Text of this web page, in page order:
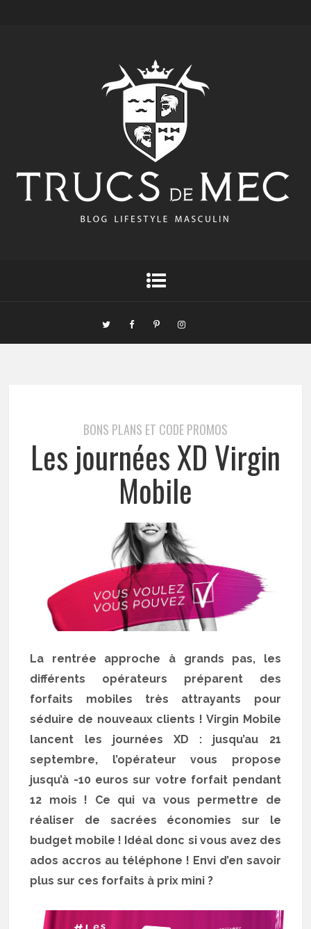
BONS PLANS ET CODE PROMOS
Les journées XD Virgin
Mobile
La rentrée approche à grands pas, les
différents opérateurs préparent des
forfaits mobiles très attrayants pour
séduire de nouveaux clients ! Virgin Mobile
lancent les journées XD : jusqu’au 21
septembre, l’opérateur vous propose
jusqu’à -10 euros sur votre forfait pendant
12 mois ! Ce qui va vous permettre de
réaliser de sacrées économies sur le
budget mobile ! Idéal donc si vous avez des
ados accros au téléphone ! Envi d’en savoir
plus sur ces forfaits à prix mini ?